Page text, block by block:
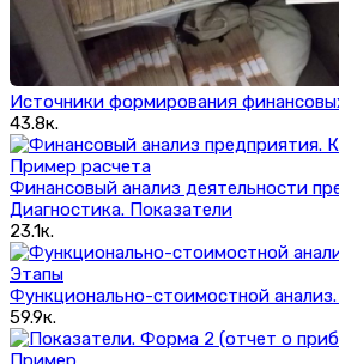
Источники формирования
43.8к.
Финансовый анализ деятельности
Диагностика. Показатели
23.1к.
Функционально-стоимостной
59.9к.